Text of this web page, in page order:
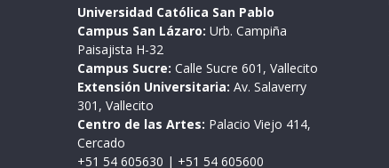
Universidad Católica San Pablo
Campus San Lázaro: Urb. Campiña
Paisajista H-32
Campus Sucre: Calle Sucre 601, Vallecito
Extensión Universitaria: Av. Salaverry
301, Vallecito
Centro de las Artes: Palacio Viejo 414,
Cercado
+51 54 605630 | +51 54 605600